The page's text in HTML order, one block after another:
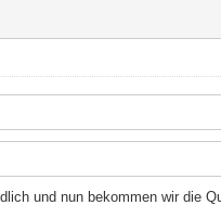
und nun bekommen wir die